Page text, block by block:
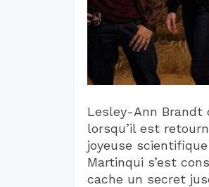
Lesley-Ann Brandt
lorsqu’il est
joyeuse
Martinqui s’est
cache un secret